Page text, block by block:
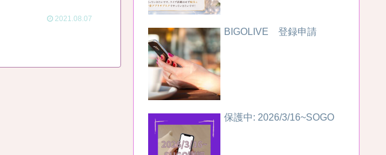
2021.08.07
BIGOLIVE 登録申請
保護中: 2026/3/16~SOGO